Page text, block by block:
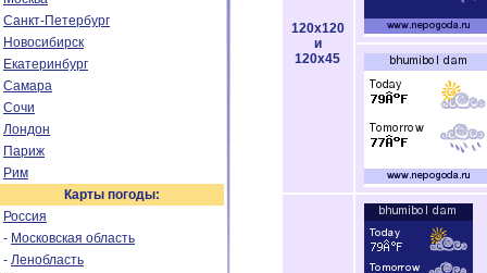
Санкт-Петербург
Новосибирск
Екатеринбург
Самара
Сочи
Лондон
Париж
Рим
Карты погоды:
Россия
- Московская область
- Ленобласть
120x120
и
120x45